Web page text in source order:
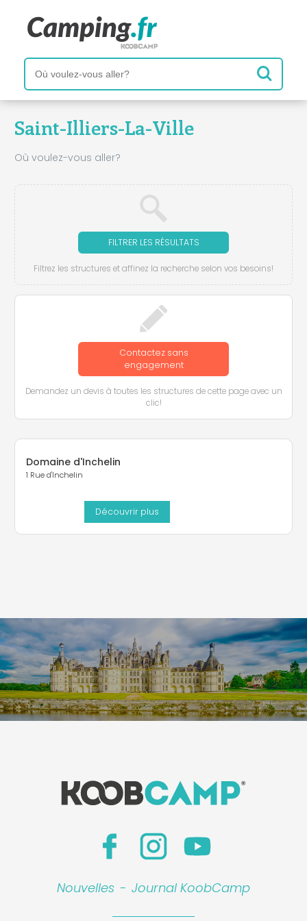
Saint-Illiers-La-Ville
Où voulez-vous aller?
FILTRER LES RÉSULTATS
Filtrez les structures et affinez la recherche selon vos besoins!
Contactez sans
engagement
Demandez un devis à toutes les structures de cette page avec un
clic!
Domaine d'Inchelin
1 Rue d'Inchelin
Découvrir plus
Nouvelles - Journal KoobCamp